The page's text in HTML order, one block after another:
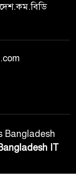
Bangladesh
IT